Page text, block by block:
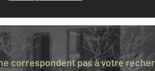
correspondent pas à votre